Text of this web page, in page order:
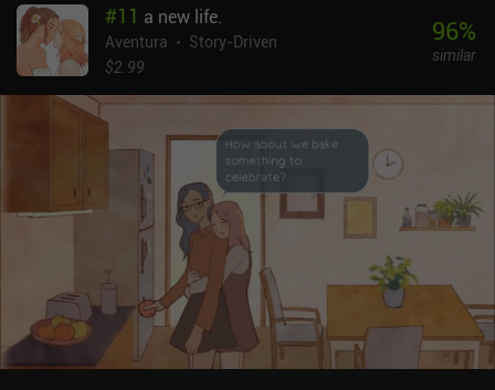
poco más que hacer por el camino.
#11 a new life.
Aventura
Story-Driven
$2.99
96%
similar